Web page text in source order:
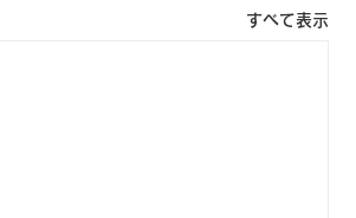
すべて表示